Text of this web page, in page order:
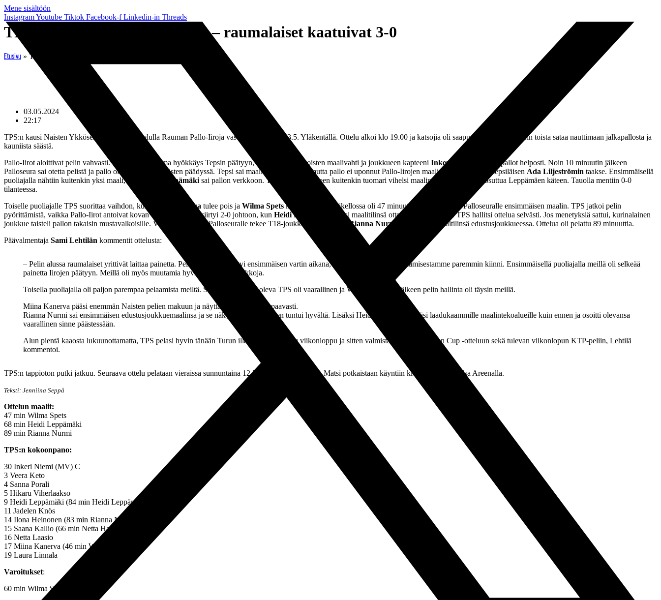
Mene sisältöön
InstagramYoutube Tiktok Facebook-f Linkedin-in Threads
TPS jatkaa kotivoittojen tiellä – raumalaiset kaatuivat 3-0
Etusivu » TPS jatkaa kotivoittojen tiellä – raumalaiset kaatuivat 3-0
03.05.2024
22:17
TPS:n kausi Naisten Ykkösessä jatkui kotiottelulla Rauman Pallo-Iiroja vastaan perjantaina 3.5. Yläkentällä. Ottelu alkoi klo 19.00 ja katsojia oli saapunut paikalle melkein toista sataa nauttimaan jalkapallosta ja
kauniista säästä.
Pallo-Iirot aloittivat pelin vahvasti. Heillä oli muutama hyökkäys Tepsin päätyyn, mutta mustavalkoisten maalivahti ja joukkueen kapteeni Inkeri Niemi
nappasi pallot helposti. Noin 10 minuutin jälkeen
Palloseura sai otetta pelistä ja pallo oli paljon raumalaisten päädyssä. Tepsi sai maalintekopaikkoja, mutta pallo ei uponnut Pallo-Iirojen maalivahdin ja entisen tepsiläisen Ada Liljeströmin taakse. Ensimmäisellä
puoliajalla nähtiin kuitenkin yksi maali, kun
Heidi Leppämäki sai pallon verkkoon. Tuuletuksien jälkeen kuitenkin tuomari vihelsi maalin hylätyksi pallon osuttua Leppämäen käteen. Tauolla mentiin 0-0
tilanteessa.
Toiselle puoliajalle TPS suorittaa vaihdon, kun
Miina Kanerva tulee pois ja Wilma Spetskentälle. Kun pelikellossa oli 47 minuuttia, Spets tykittää Palloseuralle ensimmäisen maalin. TPS jatkoi pelin
pyörittämistä, vaikka Pallo-Iirot antoivat kovan vastuksen. TPS siirtyi 2-0 johtoon, kun Heidi Leppämäki
avasi maalitilinsä ottelun 68.minuutilla. TPS hallitsi ottelua selvästi. Jos menetyksiä sattui, kurinalainen
joukkue taisteli pallon takaisin mustavalkoisille. Viimeisen maalin Palloseuralle tekee T18-joukkueen vahvistus
Rianna Nurmi
, joka avasi maalitilinsä edustusjoukkueessa. Ottelua oli pelattu 89 minuuttia.
Päävalmentaja Sami Lehtilän kommentit ottelusta:
– Pelin alussa raumalaiset yrittivät laittaa painetta. Peli kuitenkin kääntyi ensimmäisen vartin aikana, kun saimme omasta pelaamisestamme paremmin kiinni. Ensimmäisellä puoliajalla meillä oli selkeää
painetta Iirojen päätyyn. Meillä oli myös muutamia hyviä maalintekopaikkoja.
Toisella puoliajalla oli paljon parempaa pelaamista meiltä. Selkeästi pallossa oleva TPS oli vaarallinen ja Wilman osuman jälkeen pelin hallinta oli täysin meillä.
Miina Kanerva pääsi enemmän Naisten pelien makuun ja näyttäytyi hetkittäin lupaavasti.
Rianna Nurmi sai ensimmäisen edustusjoukkuemaalinsa ja se näkyi, että pelaaminen tuntui hyvältä. Lisäksi Heidi Leppämäki pääsi laadukaammille maalintekoalueille kuin ennen ja osoitti olevansa
vaarallinen sinne päästessään.
Alun pientä kaaosta lukuunottamatta, TPS pelasi hyvin tänään Turun illassa. Nyt ansaittu viikonloppu ja sitten valmistautumaan Suomen Cup -otteluun sekä tulevan viikonlopun KTP-peliin, Lehtilä
kommentoi.
TPS:n tappioton putki jatkuu. Seuraava ottelu pelataan vieraissa sunnuntaina 12.5. FC KTP:tä vastaan. Matsi potkaistaan käyntiin klo 15.00 Arto Tolsa Areenalla.
Teksti: Jenniina Seppä
Ottelun maalit:
47 min Wilma Spets
68 min Heidi Leppämäki
89 min Rianna Nurmi
TPS:n kokoonpano:
30 Inkeri Niemi (MV) C
3 Veera Keto
4 Sanna Porali
5 Hikaru Viherlaakso
9 Heidi Leppämäki (84 min Heidi Leppämäki)
11 Jadelen Knös
14 Ilona Heinonen (83 min Rianna Nurmi)
15 Saana Kallio (66 min Netta Hanhimäki)
16 Netta Laasio
17 Miina Kanerva (46 min Wilma Spets)
19 Laura Linnala
Varoitukset:
60 min Wilma Spets